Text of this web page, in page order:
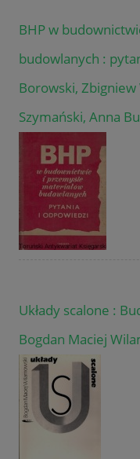
BHP w
budowlanych :
Borowski,
Szymański, Anna
Układy scalone :
Bogdan Maciej